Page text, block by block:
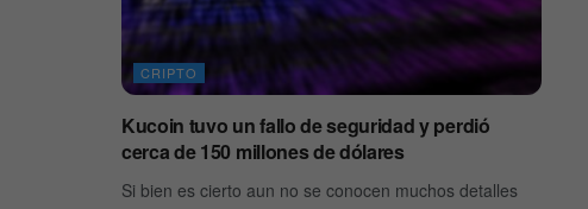
CRIPTO
Kucoin tuvo un fallo de seguridad y perdió
cerca de 150 millones de dólares
Si bien es cierto aun no se conocen muchos detalles